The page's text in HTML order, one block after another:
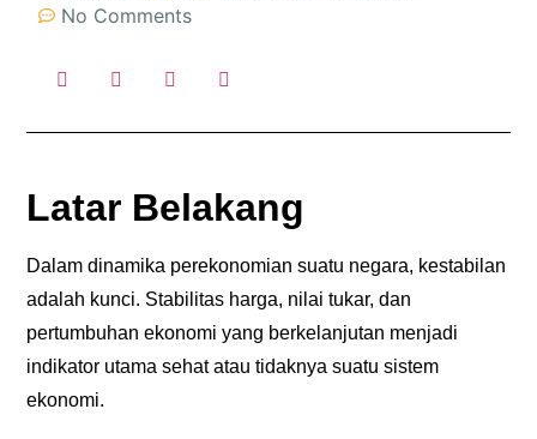
No Comments
Latar Belakang
Dalam dinamika perekonomian suatu negara, kestabilan
adalah kunci. Stabilitas harga, nilai tukar, dan
pertumbuhan ekonomi yang berkelanjutan menjadi
indikator utama sehat atau tidaknya suatu sistem
ekonomi.